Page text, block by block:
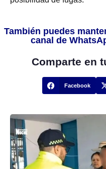
También puedes
canal de
Comparte en
Facebook